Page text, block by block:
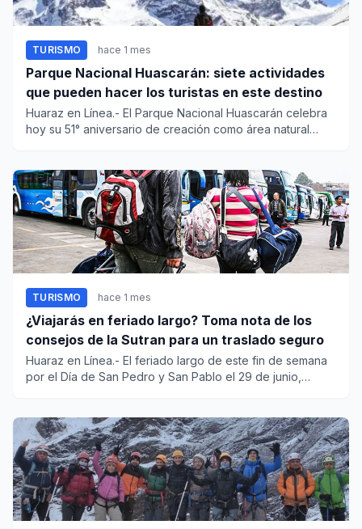
TURISMO hace 1 mes
Parque Nacional Huascarán: siete actividades
que pueden hacer los turistas en este destino
Huaraz en Línea.- El Parque Nacional Huascarán celebra
hoy su 51° aniversario de creación como área natural
TURISMO hace 1 mes
¿Viajarás en feriado largo? Toma nota de los
consejos de la Sutran para un traslado seguro
Huaraz en Línea.- El feriado largo de este fin de semana
por el Día de San Pedro y San Pablo el 29 de junio,